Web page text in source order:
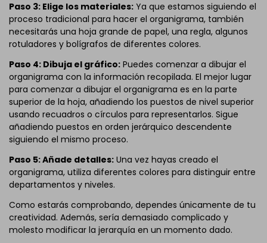
Paso 3: Elige los materiales: Ya que estamos siguiendo el
proceso tradicional para hacer el organigrama, también
necesitarás una hoja grande de papel, una regla, algunos
rotuladores y bolígrafos de diferentes colores.
Paso 4: Dibuja el gráfico: Puedes comenzar a dibujar el
organigrama con la información recopilada. El mejor lugar
para comenzar a dibujar el organigrama es en la parte
superior de la hoja, añadiendo los puestos de nivel superior
usando recuadros o círculos para representarlos. Sigue
añadiendo puestos en orden jerárquico descendente
siguiendo el mismo proceso.
Paso 5: Añade detalles: Una vez hayas creado el
organigrama, utiliza diferentes colores para distinguir entre
departamentos y niveles.
Como estarás comprobando, dependes únicamente de tu
creatividad. Además, sería demasiado complicado y
molesto modificar la jerarquía en un momento dado.